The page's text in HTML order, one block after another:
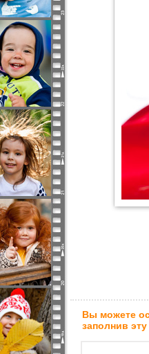
Вы можете
заполнив